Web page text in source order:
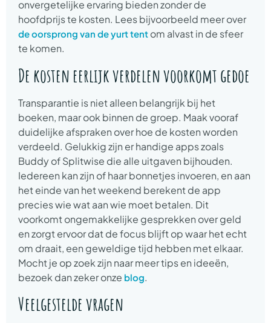
onvergetelijke ervaring bieden zonder de
hoofdprijs te kosten. Lees bijvoorbeeld meer over
de oorsprong van de yurt tent om alvast in de sfeer
te komen.
De kosten eerlijk verdelen voorkomt gedoe
Transparantie is niet alleen belangrijk bij het
boeken, maar ook binnen de groep. Maak vooraf
duidelijke afspraken over hoe de kosten worden
verdeeld. Gelukkig zijn er handige apps zoals
Buddy of Splitwise die alle uitgaven bijhouden.
Iedereen kan zijn of haar bonnetjes invoeren, en aan
het einde van het weekend berekent de app
precies wie wat aan wie moet betalen. Dit
voorkomt ongemakkelijke gesprekken over geld
en zorgt ervoor dat de focus blijft op waar het echt
om draait, een geweldige tijd hebben met elkaar.
Mocht je op zoek zijn naar meer tips en ideeën,
bezoek dan zeker onze blog.
Veelgestelde vragen